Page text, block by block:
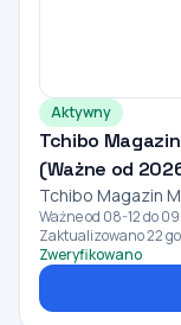
Aktywny
Tchibo
(Ważne od
Tchibo Magazin
Ważne od 08-12 do
Zaktualizowano 22
Zweryfikowano